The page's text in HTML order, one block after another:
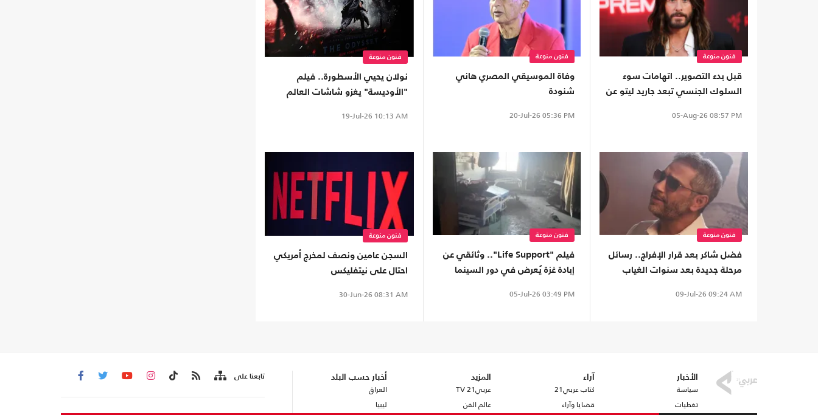
فنون منوعة
قبل بدء التصوير.. اتهامات سوء
السلوك الجنسي تبعد جاريد ليتو عن
05-Aug-26 08:57 PM
فنون منوعة
وفاة الموسيقي المصري هاني
شنودة
20-Jul-26 05:36 PM
فنون منوعة
نولان يحيي الأسطورة.. فيلم
"الأوديسة" يغزو شاشات العالم
19-Jul-26 10:13 AM
فنون منوعة
فضل شاكر بعد قرار الإفراج.. رسائل
مرحلة جديدة بعد سنوات الغياب
09-Jul-26 09:24 AM
فنون منوعة
فيلم "Life Support".. وثائقي عن
إبادة غزة يُعرض في دور السينما
05-Jul-26 03:49 PM
فنون منوعة
السجن عامين ونصف لمخرج أمريكي
احتال على نيتفليكس
30-Jun-26 08:31 AM
الأخبار
سياسة
تغطيات
آراء
كتاب عربي21
قضايا وآراء
المزيد
عربي21 TV
عالم الفن
أخبار حسب البلد
العراق
ليبيا
تابعنا على